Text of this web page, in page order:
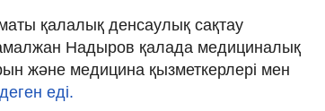
қалалық денсаулық сақтау
Надыров қалада медициналық
және медицина қызметкерлері мен
еді.